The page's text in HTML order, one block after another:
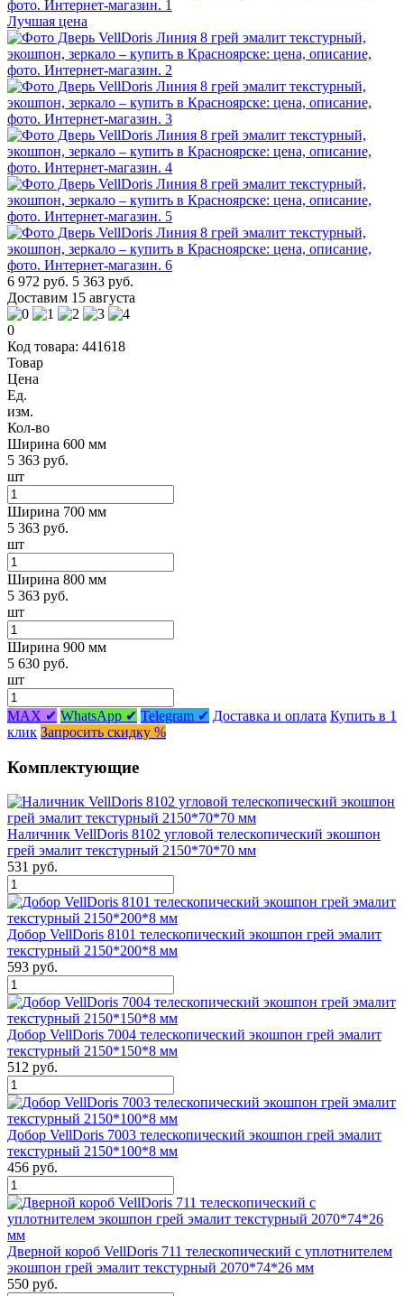
Лучшая цена
6 972 руб. 5 363 руб.
Доставим 15 августа
0
Код товара: 441618
Товар
Цена
Ед.
изм.
Кол-во
Ширина 600 мм
5 363 руб.
шт
Ширина 700 мм
5 363 руб.
шт
Ширина 800 мм
5 363 руб.
шт
Ширина 900 мм
5 630 руб.
шт
MAX ✔ WhatsApp ✔ Telegram ✔ Доставка и оплата Купить в 1
клик Запросить скидку %
Комплектующие
Наличник VellDoris 8102 угловой телескопический экошпон
грей эмалит текстурный 2150*70*70 мм
531 руб.
Добор VellDoris 8101 телескопический экошпон грей эмалит
текстурный 2150*200*8 мм
593 руб.
Добор VellDoris 7004 телескопический экошпон грей эмалит
текстурный 2150*150*8 мм
512 руб.
Добор VellDoris 7003 телескопический экошпон грей эмалит
текстурный 2150*100*8 мм
456 руб.
Дверной короб VellDoris 711 телескопический с уплотнителем
экошпон грей эмалит текстурный 2070*74*26 мм
550 руб.